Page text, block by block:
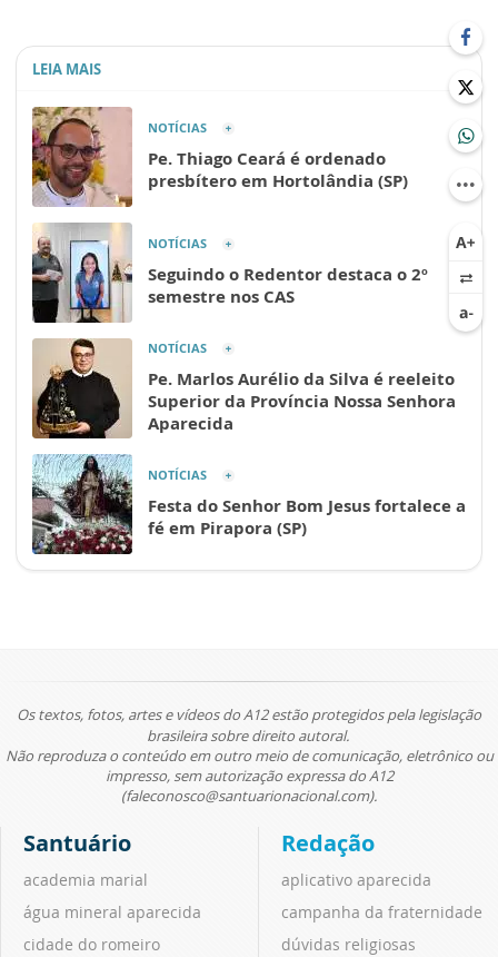
LEIA MAIS
NOTÍCIAS
Pe. Thiago Ceará é ordenado
presbítero em Hortolândia (SP)
NOTÍCIAS
Seguindo o Redentor destaca o 2º
semestre nos CAS
NOTÍCIAS
Pe. Marlos Aurélio da Silva é reeleito
Superior da Província Nossa Senhora
Aparecida
NOTÍCIAS
Festa do Senhor Bom Jesus fortalece a
fé em Pirapora (SP)
Os textos, fotos, artes e vídeos do A12 estão protegidos pela legislação
brasileira sobre direito autoral.
Não reproduza o conteúdo em outro meio de comunicação, eletrônico ou
impresso, sem autorização expressa do A12
(faleconosco@santuarionacional.com).
Santuário
academia marial
água mineral aparecida
cidade do romeiro
Redação
aplicativo aparecida
campanha da fraternidade
dúvidas religiosas